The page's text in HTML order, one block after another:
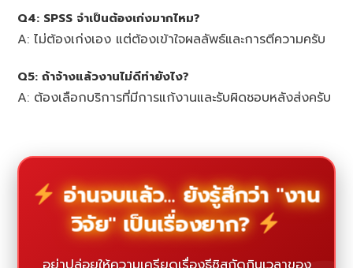
Q4: SPSS จำเป็นต้องเก่งมากไหม?
A: ไม่ต้องเก่งเอง แต่ต้องเข้าใจผลลัพธ์และการตีความครับ
Q5: ถ้าจ้างแล้วงานไม่ดีทำยังไง?
A: ต้องเลือกบริการที่มีการแก้งานและรับผิดชอบหลังส่งครับ
อ่านจบแล้ว... ยังรู้สึกว่า "งาน
วิจัย" เป็นเรื่องยาก?